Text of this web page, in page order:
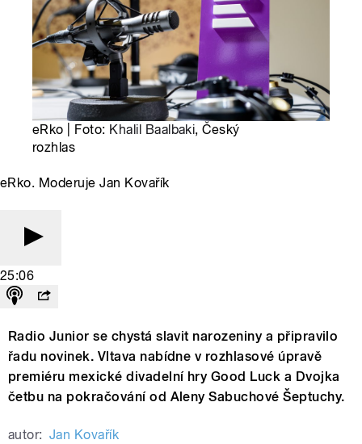
eRko | Foto: Khalil Baalbaki, Český
rozhlas
eRko. Moderuje Jan Kovařík
25:06
Radio Junior se chystá slavit narozeniny a připravilo
řadu novinek. Vltava nabídne v rozhlasové úpravě
premiéru mexické divadelní hry Good Luck a Dvojka
četbu na pokračování od Aleny Sabuchové Šeptuchy.
autor: Jan Kovařík